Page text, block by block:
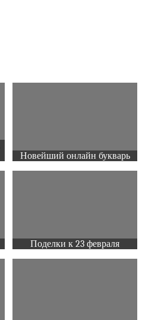
Новейший онлайн букварь
Поделки к 23 февраля